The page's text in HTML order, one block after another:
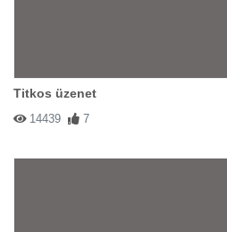
Titkos üzenet
14439 7